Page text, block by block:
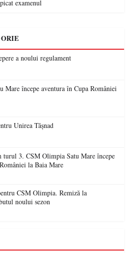
examenul
a noului regulament
aventura în Cupa României
Unirea Tășnad
3. CSM Olimpia Satu Mare începe
la Baia Mare
CSM Olimpia. Remiză la
noului sezon